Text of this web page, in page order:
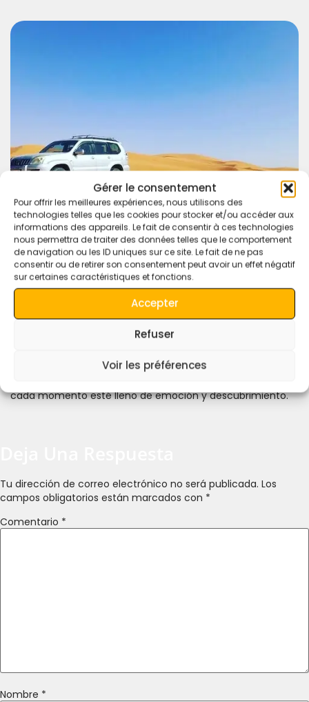
Gérer le consentement
Pour offrir les meilleures expériences, nous utilisons des
technologies telles que les cookies pour stocker et/ou accéder aux
informations des appareils. Le fait de consentir à ces technologies
nous permettra de traiter des données telles que le comportement
de navigation ou les ID uniques sur ce site. Le fait de ne pas
consentir ou de retirer son consentement peut avoir un effet négatif
sur certaines caractéristiques et fonctions.
Accepter
Refuser
Voir les préférences
tours en 4×4 por el desierto. Ya sea una excursión corta o
cada momento esté lleno de emoción y descubrimiento.
Tu dirección de correo electrónico no será publicada. Los
campos obligatorios están marcados con *
Comentario *
Nombre *